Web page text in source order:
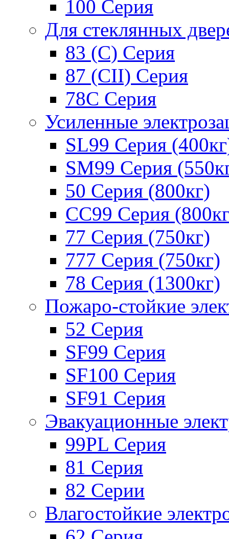
100 Серия
Для стеклянных
83 (C) Серия
87 (CII) Серия
78С Серия
Усиленные
SL99 Серия
SM99 Серия
50 Серия (800кг)
СС99 Серия
77 Серия (750кг)
777 Серия (750кг)
78 Серия (1300кг)
Пожаро-стойкие
52 Серия
SF99 Серия
SF100 Серия
SF91 Серия
Эвакуационные
99PL Серия
81 Серия
82 Серии
Влагостойкие